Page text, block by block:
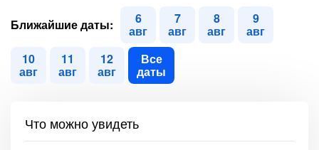
Ближайшие даты: 6
авг
7
авг
8
авг
9
авг
10
авг
11
авг
12
авг
Все
даты
Что можно увидеть